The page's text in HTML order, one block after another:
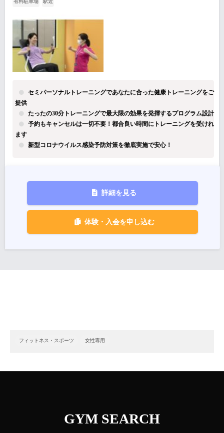
有料駐車場 駅近
セミパーソナルトレーニングであなたに合った健康トレーニングをご
提供
たったの30分トレーニングで最大限の効果を発揮するプログラム設計
予約もキャンセルは一切不要！都合良い時間にトレーニングを受けれ
ます
新型コロナウイルス感染予防対策を徹底実施で安心！
詳細を見る
体験・入会を申し込む
フィットネス・スポーツ 女性専用
GYM SEARCH